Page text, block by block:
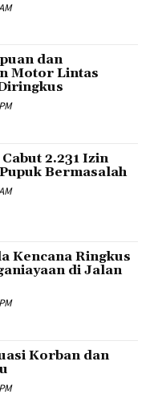
dan
Motor Lintas
2.231 Izin
Bermasalah
Kencana Ringkus
di Jalan
Korban dan